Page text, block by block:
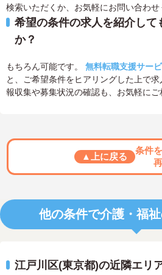
検索いただくか、お気軽にお問い合わせ
希望の条件の求人を紹介して
か？
もちろん可能です。 無料転職支援サー
と、ご希望条件をヒアリングした上で
報収集や募集状況の確認も、お気軽にご
▲上に戻る
条件
他の条件で介護・福
江戸川区(東京都)の近隣エリ